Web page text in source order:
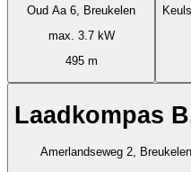
Oud Aa 6, Breukelen
max. 3.7 kW
495 m
Laadkompas
Amerlandseweg 2, Breukelen